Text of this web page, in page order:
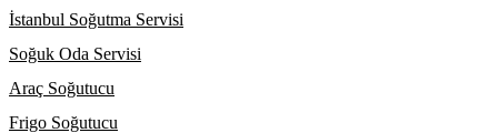
İstanbul Soğutma Servisi
Soğuk Oda Servisi
Araç Soğutucu
Frigo Soğutucu